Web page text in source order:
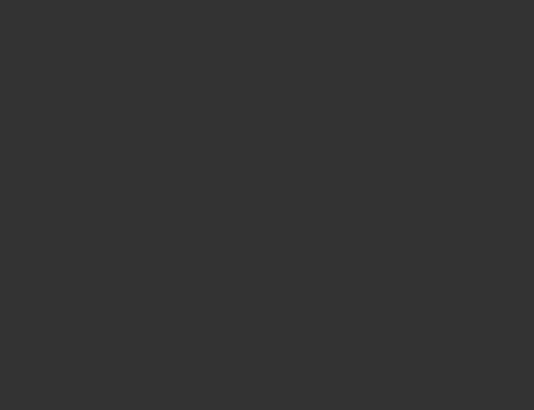
SPF 50 PEAK PERFORMANCE SPF50 SUN STICK